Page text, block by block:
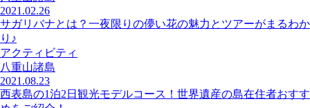
2021.02.26
サガリバナとは？一夜限りの儚い花の魅力とツアーがまるわか
り♪
アクティビティ
八重山諸島
2021.08.23
西表島の1泊2日観光モデルコース！世界遺産の島在住者おすす